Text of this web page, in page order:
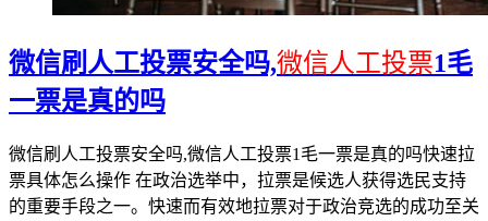
微信刷人工投票安全吗,微信人工投票1毛
一票是真的吗
微信刷人工投票安全吗,微信人工投票1毛一票是真的吗快速拉
票具体怎么操作 在政治选举中，拉票是候选人获得选民支持
的重要手段之一。快速而有效地拉票对于政治竞选的成功至关